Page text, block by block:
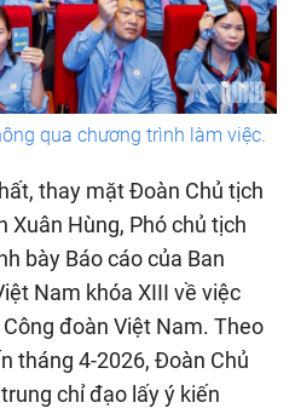
qua chương trình làm việc.
thay mặt Đoàn Chủ tịch
Xuân Hùng, Phó chủ tịch
bày Báo cáo của Ban
Nam khóa XIII về việc
đoàn Việt Nam. Theo
tháng 4-2026, Đoàn Chủ
chỉ đạo lấy ý kiến